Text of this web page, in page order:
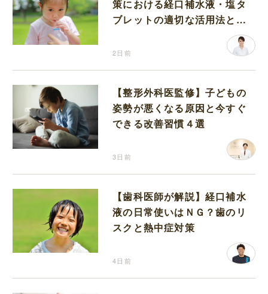
策における経口補水液・塩タ
ブレットの適切な活用法と水
2日前
【整形外科医監修】子どもの
姿勢が悪くなる原因と今すぐ
できる改善習慣４選
3日前
【歯科医師が解説】経口補水
液の日常使いはＮＧ？歯のリ
スクと熱中症対策
4日前